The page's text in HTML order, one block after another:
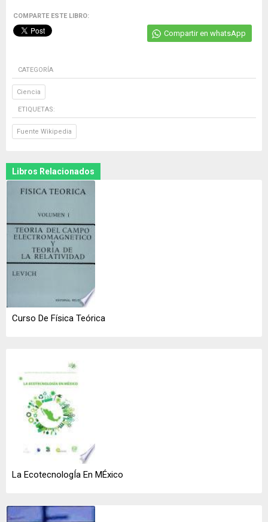
COMPARTE ESTE LIBRO:
Compartir en whatsApp
CATEGORÍA
Ciencia
ETIQUETAS:
Fuente Wikipedia
Libros Relacionados
Curso De Física Teórica
La EcotecnologÍa En MÉxico